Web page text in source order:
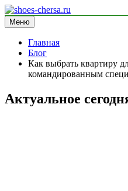
Перейти
к
содержимому
shoes-chersa.ru
информационный сайт
Меню
Главная
Блог
Как выбрать квартиру
командированным
Актуальное